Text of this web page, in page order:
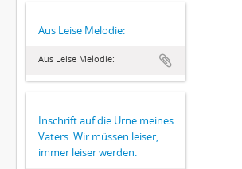
Aus Leise Melodie:
Aus Leise Melodie:
Inschrift auf die Urne meines
Vaters. Wir müssen leiser,
immer leiser werden.